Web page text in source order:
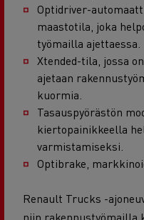
Optidriver-
maastotila, joka
työmailla ajettaessa.
Xtended-tila, jossa
ajetaan
kuormia.
Tasauspyörästön
kiertopainikkeella
varmistamiseksi.
Optibrake,
Renault Trucks -
niin rakennustyömailla